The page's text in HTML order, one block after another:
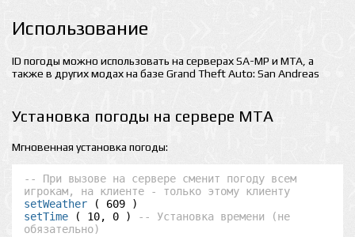
Использование
ID погоды можно использовать на серверах SA-MP и MTA, а
также в других модах на базе Grand Theft Auto: San Andreas
Установка погоды на сервере MTA
Мгновенная установка погоды:
-- При вызове на сервере сменит погоду всем
игрокам, на клиенте - только этому клиенту
setWeather
setTime ( 10, 0 )
-- Установка времени (не
обязательно)